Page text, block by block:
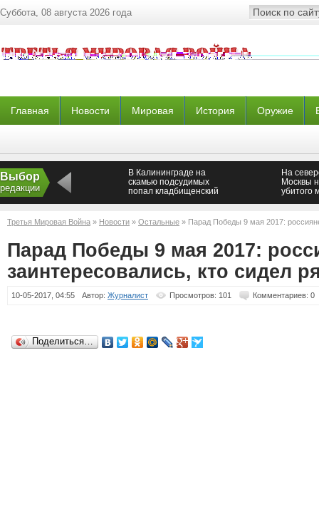
Суббота, 08 августа 2026 года
Главная Новости Мировая История Оружие
Выбор
редакции
В Калининграде на
скамью подсудимых
попал кладбищенский
На
Москвы
убитого
Третья Мировая Война » Новости » Остальные » Парад Победы 9 мая 2017:
Путиным
Парад Победы 9 мая 2017:
заинтересовались, кто сидел
10-05-2017, 04:55 Автор: Журналист Просмотров: 101 Комментариев: 0
Поделиться…